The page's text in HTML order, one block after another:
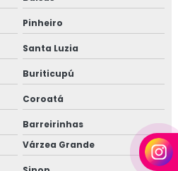
Pinheiro
Santa Luzia
Buriticupú
Coroatá
Barreirinhas
Várzea Grande